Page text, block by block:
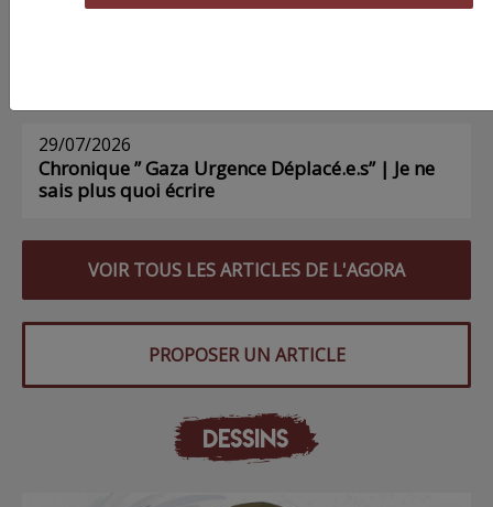
29/07/2026
Chronique ” Gaza Urgence Déplacé.e.s” | Je ne
sais plus quoi écrire
VOIR TOUS LES ARTICLES DE L'AGORA
PROPOSER UN ARTICLE
DESSINS